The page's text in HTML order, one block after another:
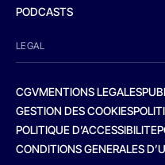
PODCASTS
LEGAL
CGVMENTIONS LEGALES
GESTION DES COOKIES
POLITIQUE D’ACCESSIBILITE
CONDITIONS GENERALES